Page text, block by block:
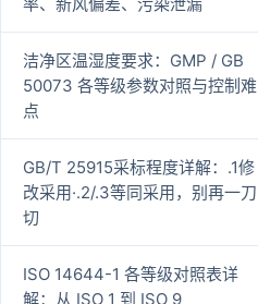
洁净区温湿度要求：GMP / GB
50073 各等级参数对照与控制难
点
GB/T 25915采标程度详解：.1修
改采用·.2/.3等同采用，别再一刀
切
ISO 14644-1 各等级对照表详
解：从 ISO 1 到 ISO 9